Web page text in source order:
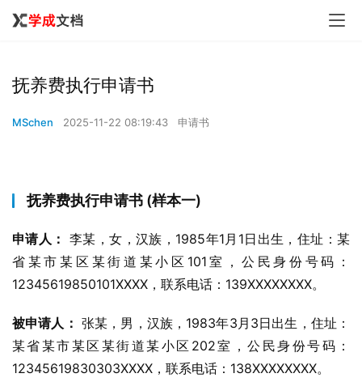
抚养费执行申请书
MSchen 2025-11-22 08:19:43 申请书
抚养费执行申请书 (样本一)
申请人： 李某，女，汉族，1985年1月1日出生，住址：某
省某市某区某街道某小区101室，公民身份号码：
12345619850101XXXX，联系电话：139XXXXXXXX。
被申请人： 张某，男，汉族，1983年3月3日出生，住址：
某省某市某区某街道某小区202室，公民身份号码：
12345619830303XXXX，联系电话：138XXXXXXXX。